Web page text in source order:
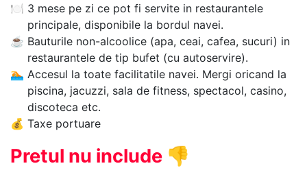
🍽 3 mese pe zi ce pot fi servite in restaurantele
principale, disponibile la bordul navei.
☕ Bauturile non-alcoolice (apa, ceai, cafea, sucuri) in
restaurantele de tip bufet (cu autoservire).
🏊‍ Accesul la toate facilitatile navei. Mergi oricand la
piscina, jacuzzi, sala de fitness, spectacol, casino,
discoteca etc.
💰 Taxe portuare
Pretul nu include 👎